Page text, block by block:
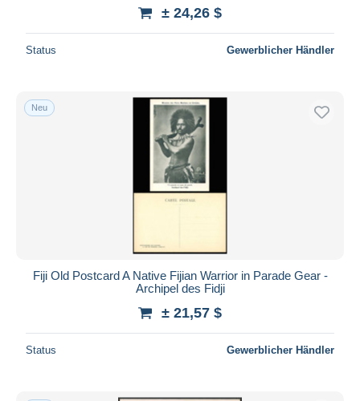
± 24,26 $
Status Gewerblicher Händler
Neu
Fiji Old Postcard A Native Fijian Warrior in Parade Gear -
Archipel des Fidji
± 21,57 $
Status Gewerblicher Händler